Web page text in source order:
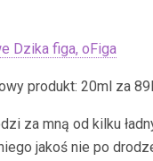
Dzika figa, oFiga
produkt: 20ml za
za mną od kilku
jakoś nie po